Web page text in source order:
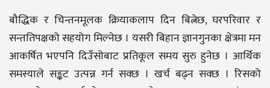
बौद्धिक र चिन्तनमूलक क्रियाकलाप दिन बित्नेछ, घरपरिवार र
सन्ततिपक्षको सहयोग मिल्नेछ । यसरी बिहान ज्ञानगुनका क्षेत्रमा मन
आकर्षित भएपनि दिउँसोबाट प्रतिकूल समय सुरु हुनेछ । आर्थिक
समस्याले सङ्कट उत्पन्न गर्न सक्छ । खर्च बढ्न सक्छ । रिसको